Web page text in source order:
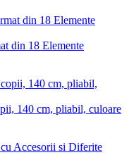
din 18 Elemente
140 cm, pliabil, culoare